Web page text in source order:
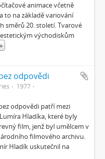
animace včetně
to na základě variování
směrů 20. století. Tvarové
východiskům
»
odpovědi
1977
odpovědi patří mezi
Hladíka, které byly
film, jenž byl umělcem v
filmového archivu.
Hladík uskutečnil na